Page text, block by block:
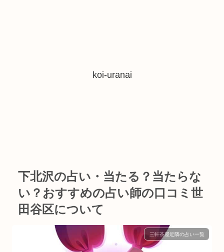
koi-uranai
下北沢の占い・当たる？当たらな
い？おすすめの占い師の口コミ世
田谷区について
三軒茶屋近隣の占い一覧